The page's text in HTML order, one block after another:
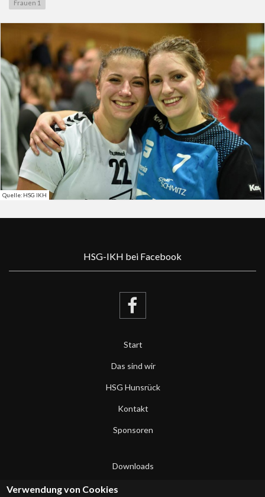
Frauen 1
Quelle: HSG IKH
HSG-IKH bei Facebook
Start
Das sind wir
HSG Hunsrück
Kontakt
Sponsoren
Downloads
Datenschutzerklärung
Verwendung von Cookies